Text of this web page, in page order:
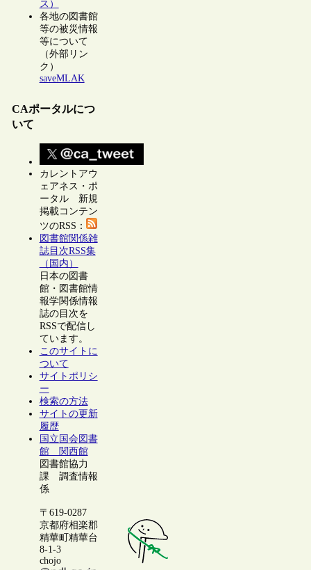
ス）
各地の図書館
等の被災情報
等について
（外部リン
ク）
saveMLAK
CAポータルにつ
いて
カレントアウ
ェアネス・ポ
ータル 新規
掲載コンテン
ツのRSS：
図書館関係雑
誌目次RSS集
（国内）
日本の図書
館・図書館情
報学関係情報
誌の目次を
RSSで配信し
ています。
このサイトに
ついて
サイトポリシ
ー
検索の方法
サイトの更新
履歴
国立国会図書
館 関西館
図書館協力
課 調査情報
係
〒619-0287
京都府相楽郡
精華町精華台
8-1-3
chojo